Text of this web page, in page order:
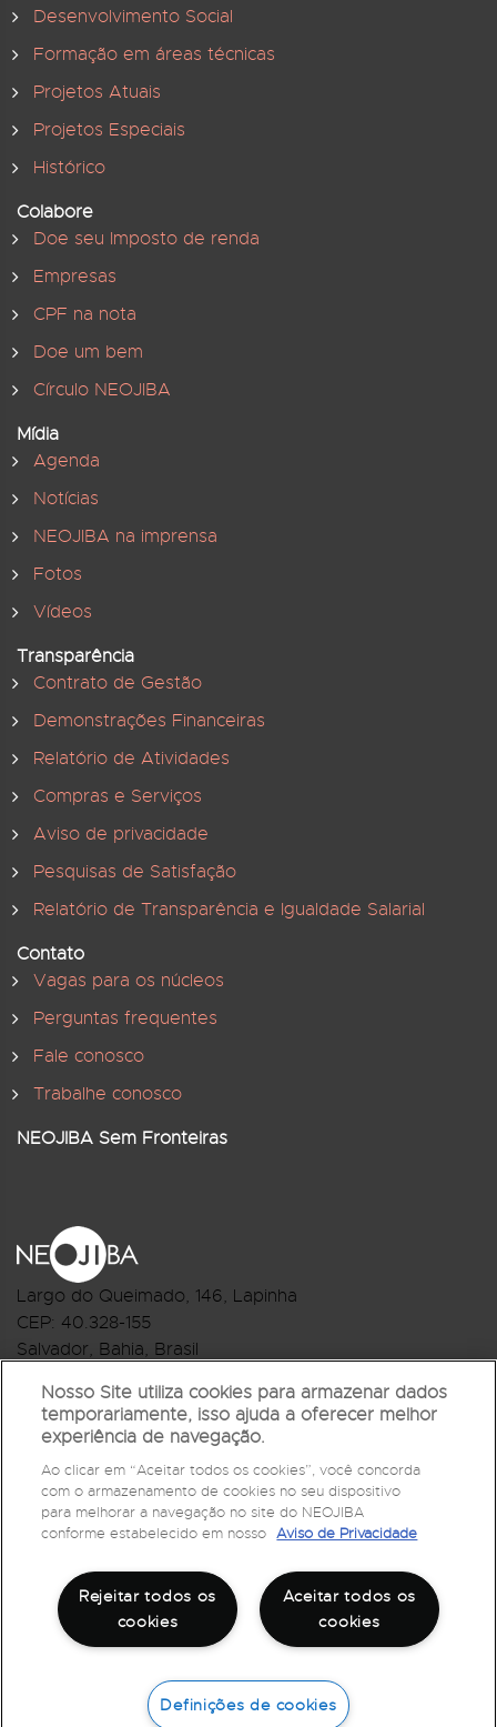
Desenvolvimento Social
Formação em áreas técnicas
Projetos Atuais
Projetos Especiais
Histórico
Colabore
Doe seu Imposto de renda
Empresas
CPF na nota
Doe um bem
Círculo NEOJIBA
Mídia
Agenda
Notícias
NEOJIBA na imprensa
Fotos
Vídeos
Transparência
Contrato de Gestão
Demonstrações Financeiras
Relatório de Atividades
Compras e Serviços
Aviso de privacidade
Pesquisas de Satisfação
Relatório de Transparência e Igualdade Salarial
Contato
Vagas para os núcleos
Perguntas frequentes
Fale conosco
Trabalhe conosco
NEOJIBA Sem Fronteiras
Largo do Queimado, 146, Lapinha
CEP: 40.328-155
Salvador, Bahia, Brasil
R.Monte Castelo Nº 62, Bairro Barbalho
CEP: 40.301-210
Salvador, Bahia, Brasil
Telefone:(71) 3032-1073
2026Todos os direitos reservados
Nosso Site utiliza cookies para armazenar dados
temporariamente, isso ajuda a oferecer melhor
experiência de navegação.
Ao clicar em “Aceitar todos os cookies”, você concorda
com o armazenamento de cookies no seu dispositivo
para melhorar a navegação no site do NEOJIBA
conforme estabelecido em nosso Aviso de Privacidade
Aceitar todos os
cookies
Rejeitar todos os
cookies
Definições de cookies